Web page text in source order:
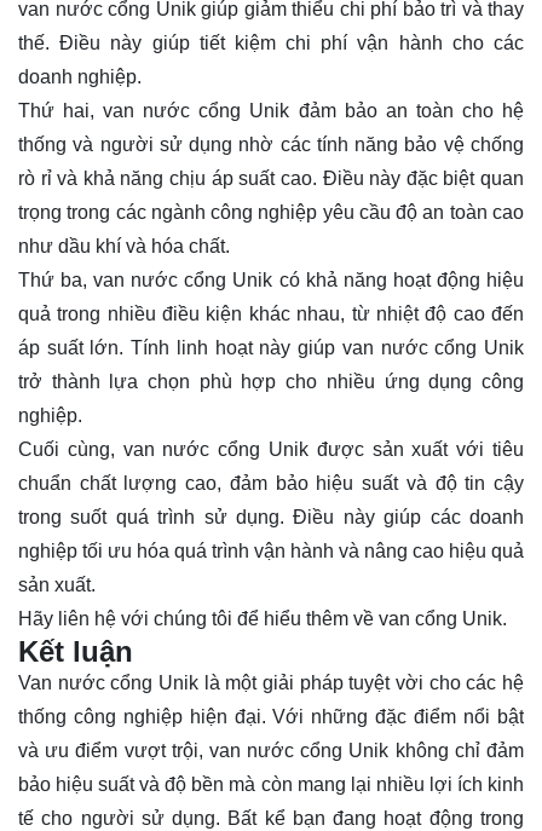
van nước cổng Unik giúp giảm thiểu chi phí bảo trì và thay
thế. Điều này giúp tiết kiệm chi phí vận hành cho các
doanh nghiệp.
Thứ hai, van nước cổng Unik đảm bảo an toàn cho hệ
thống và người sử dụng nhờ các tính năng bảo vệ chống
rò rỉ và khả năng chịu áp suất cao. Điều này đặc biệt quan
trọng trong các ngành công nghiệp yêu cầu độ an toàn cao
như dầu khí và hóa chất.
Thứ ba, van nước cổng Unik có khả năng hoạt động hiệu
quả trong nhiều điều kiện khác nhau, từ nhiệt độ cao đến
áp suất lớn. Tính linh hoạt này giúp van nước cổng Unik
trở thành lựa chọn phù hợp cho nhiều ứng dụng công
nghiệp.
Cuối cùng, van nước cổng Unik được sản xuất với tiêu
chuẩn chất lượng cao, đảm bảo hiệu suất và độ tin cậy
trong suốt quá trình sử dụng. Điều này giúp các doanh
nghiệp tối ưu hóa quá trình vận hành và nâng cao hiệu quả
sản xuất.
Hãy liên hệ với chúng tôi để hiểu thêm về van cổng Unik.
Kết luận
Van nước cổng Unik là một giải pháp tuyệt vời cho các hệ
thống công nghiệp hiện đại. Với những đặc điểm nổi bật
và ưu điểm vượt trội, van nước cổng Unik không chỉ đảm
bảo hiệu suất và độ bền mà còn mang lại nhiều lợi ích kinh
tế cho người sử dụng. Bất kể bạn đang hoạt động trong